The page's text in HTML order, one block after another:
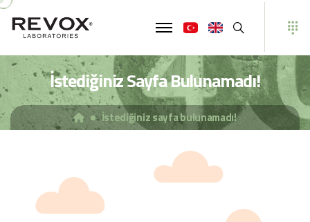
Ara
İstediğiniz Sayfa Bulunamadı!
İstediğiniz sayfa bulunamadı!